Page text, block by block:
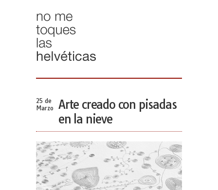
25 de
Marzo
Arte creado con pisadas
en la nieve